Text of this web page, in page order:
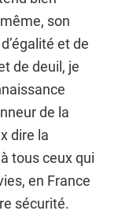
son
et de
de deuil, je
de la
dire la
tous ceux qui
en France
sécurité.